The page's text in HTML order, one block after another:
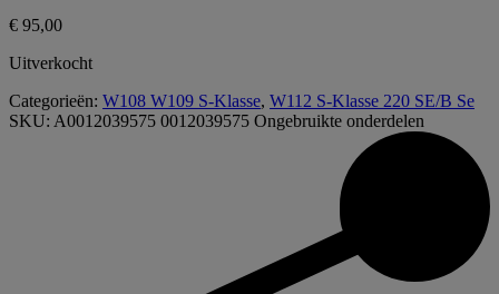
€ 95,00
Uitverkocht
Categorieën: W108 W109 S-Klasse, W112 S-Klasse 220 SE/B Se
SKU: A0012039575 0012039575 Ongebruikte onderdelen